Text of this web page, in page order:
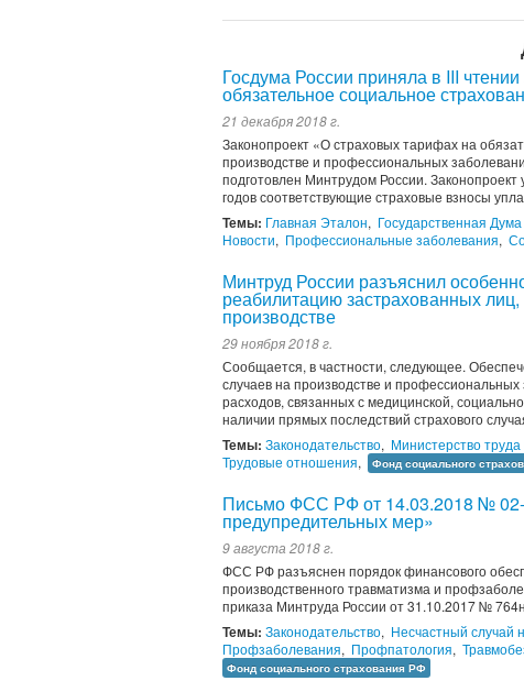
Госдума России приняла в III
обязательное социальное
21 декабря 2018 г.
Законопроект «О страховых тарифах на
производстве и профессиональных
подготовлен Минтрудом России.
годов соответствующие страховые взносы
Темы: Главная Эталон, Государственная
Новости, Профессиональные заболевания,
Минтруд России разъяснил
реабилитацию застрахованных
производстве
29 ноября 2018 г.
Сообщается, в частности, следующее.
случаев на производстве и
расходов, связанных с медицинской,
наличии прямых последствий страхового
Темы: Законодательство, Министерство
Трудовые отношения, Фонд социального
Письмо ФСС РФ от 14.03.2018 №
предупредительных мер»
9 августа 2018 г.
ФСС РФ разъяснен порядок финансового
производственного травматизма и
приказа Минтруда России от 31.10.2017 №
Темы: Законодательство, Несчастный случай
Профзаболевания, Профпатология,
Фонд социального страхования РФ